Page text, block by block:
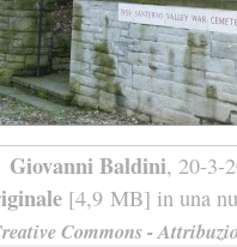
Giovanni Baldini, 20-3-
[4,9 MB] in una
Commons -